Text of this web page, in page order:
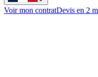
Voir mon contratDevis en 2